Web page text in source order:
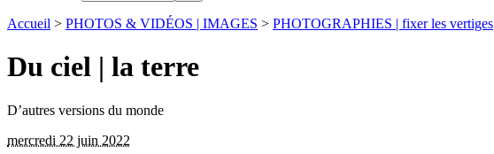
Accueil > PHOTOS & VIDÉOS | IMAGES > PHOTOGRAPHIES | fixer les vertiges
Du ciel | la terre
D’autres versions du monde
mercredi 22 juin 2022